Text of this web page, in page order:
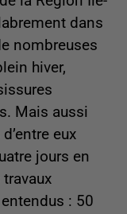
dans
nombreuses
hiver,
Mais aussi
eux
jours en
: 50